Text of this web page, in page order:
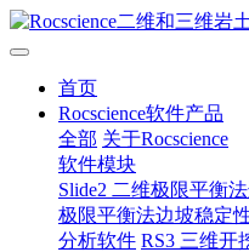
首页
Rocscience软件产品
全部 关于Rocscience
软件模块
Slide2 二维极限平衡
极限平衡法边坡稳定
分析软件 RS3 三维开